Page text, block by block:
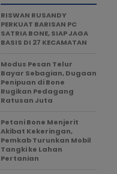
RISWAN RUSANDY
PERKUAT BARISAN PC
SATRIA BONE, SIAP JAGA
BASIS DI 27 KECAMATAN
Modus Pesan Telur
Bayar Sebagian, Dugaan
Penipuan di Bone
Rugikan Pedagang
Ratusan Juta
Petani Bone Menjerit
Akibat Kekeringan,
Pemkab Turunkan Mobil
Tangki ke Lahan
Pertanian